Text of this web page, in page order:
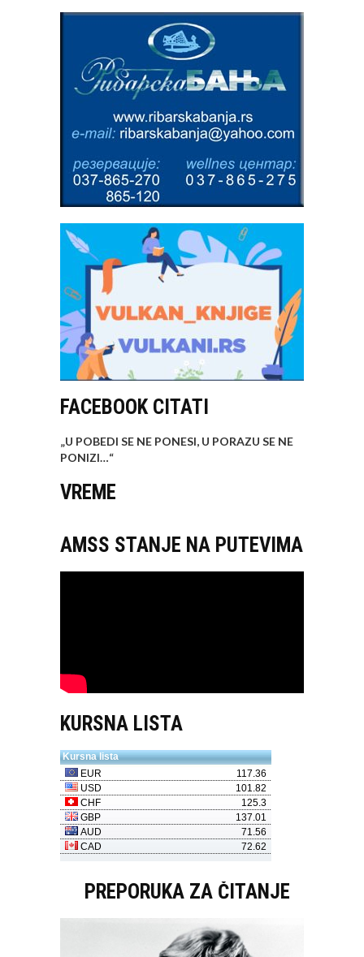
FACEBOOK CITATI
„U POBEDI SE NE PONESI, U PORAZU SE NE
PONIZI…“
VREME
AMSS STANJE NA PUTEVIMA
KURSNA LISTA
PREPORUKA ZA ČITANJE